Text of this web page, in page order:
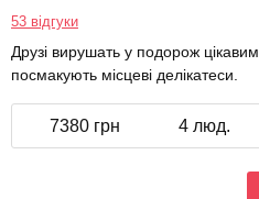
53 відгуки
Друзі вирушать у подорож
посмакують місцеві делікатеси.
7380 грн 4 люд.